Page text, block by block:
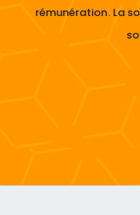
rémunération. La